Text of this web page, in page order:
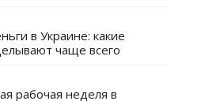
в Украине: какие
чаще всего
рабочая неделя в